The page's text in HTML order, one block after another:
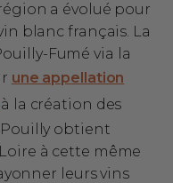
a évolué pour
blanc français. La
Fumé via la
une appellation
à la création des
obtient
à cette même
leurs vins